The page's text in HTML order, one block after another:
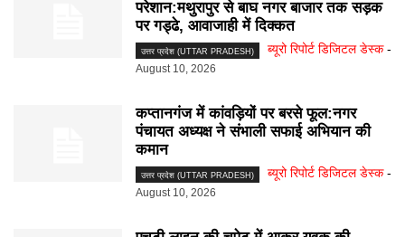
परेशान:मथुरापुर से बाघ नगर बाजार तक सड़क
पर गड्ढे, आवाजाही में दिक्कत
उत्तर प्रदेश (UTTAR PRADESH) ब्यूरो रिपोर्ट डिजिटल डेस्क -
August 10, 2026
कप्तानगंज में कांवड़ियों पर बरसे फूल:नगर
पंचायत अध्यक्ष ने संभाली सफाई अभियान की
कमान
उत्तर प्रदेश (UTTAR PRADESH) ब्यूरो रिपोर्ट डिजिटल डेस्क -
August 10, 2026